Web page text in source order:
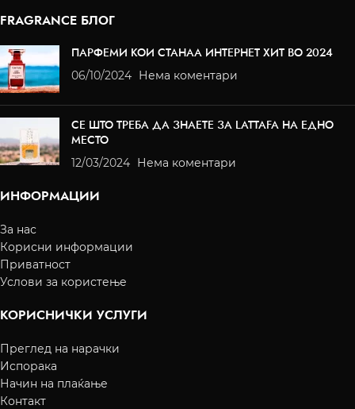
FRAGRANCE БЛОГ
ПАРФЕМИ КОИ СТАНАА ИНТЕРНЕТ ХИТ ВО 2024
06/10/2024 Нема коментари
СЕ ШТО ТРЕБА ДА ЗНАЕТЕ ЗА LATTAFA НА ЕДНО
МЕСТО
12/03/2024 Нема коментари
ИНФОРМАЦИИ
За нас
Корисни информации
Приватност
Услови за користење
КОРИСНИЧКИ УСЛУГИ
Преглед на нарачки
Испорака
Начин на плаќање
Контакт